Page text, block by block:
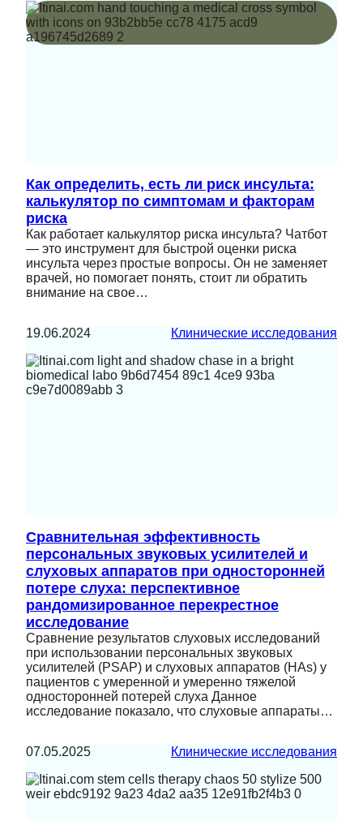
Как определить, есть ли риск инсульта:
калькулятор по симптомам и факторам
риска
Как работает калькулятор риска инсульта? Чатбот
— это инструмент для быстрой оценки риска
инсульта через простые вопросы. Он не заменяет
врачей, но помогает понять, стоит ли обратить
внимание на свое…
19.06.2024 Клинические исследования
Сравнительная эффективность
персональных звуковых усилителей и
слуховых аппаратов при односторонней
потере слуха: перспективное
рандомизированное перекрестное
исследование
Сравнение результатов слуховых исследований
при использовании персональных звуковых
усилителей (PSAP) и слуховых аппаратов (HAs) у
пациентов с умеренной и умеренно тяжелой
односторонней потерей слуха Данное
исследование показало, что слуховые аппараты…
07.05.2025 Клинические исследования